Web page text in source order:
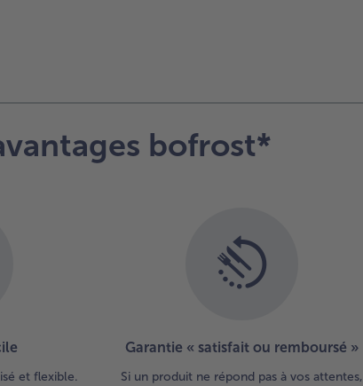
bofrost*
et flexible.
Garantie « satisfait ou remboursé »
Si un produit ne répond pas à vos attentes,